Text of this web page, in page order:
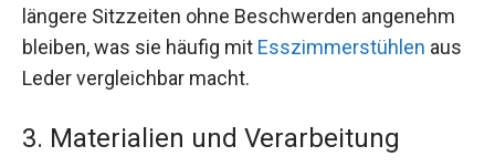
längere Sitzzeiten ohne Beschwerden angenehm
bleiben, was sie häufig mit Esszimmerstühlen aus
Leder vergleichbar macht.
3. Materialien und Verarbeitung